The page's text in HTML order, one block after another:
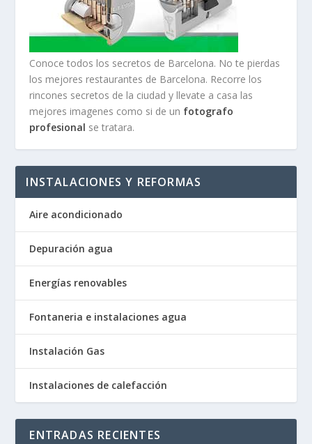
Conoce todos los secretos de Barcelona. No te pierdas
los mejores restaurantes de Barcelona. Recorre los
rincones secretos de la ciudad y llevate a casa las
mejores imagenes como si de un fotografo
profesional se tratara.
INSTALACIONES Y REFORMAS
Aire acondicionado
Depuración agua
Energías renovables
Fontaneria e instalaciones agua
Instalación Gas
Instalaciones de calefacción
ENTRADAS RECIENTES